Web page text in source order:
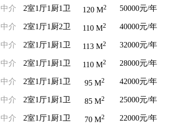
中介 2室1厅1厨1卫 120 M2 50000元/年
中介 2室1厅1厨2卫 110 M2 40000元/年
中介 2室1厅1厨1卫 113 M2 32000元/年
中介 2室1厅1厨1卫 110 M2 28000元/年
中介 2室1厅1厨1卫 95 M2 42000元/年
中介 2室1厅1厨1卫 85 M2 25000元/年
中介 2室1厅1厨1卫 70 M2 22000元/年